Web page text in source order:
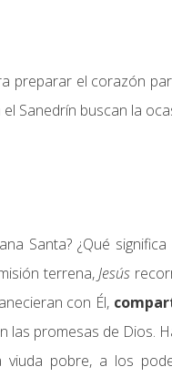
preparar el corazón
Sanedrín buscan la
Santa? ¿Qué
terrena,Jesús
con Él,
las promesas de Dios.
pobre, a los